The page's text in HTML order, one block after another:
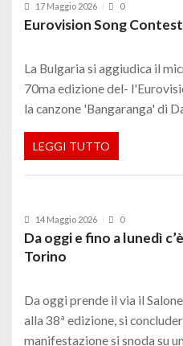
17 Maggio 2026 0
Eurovision Song
La Bulgaria si aggiudica il
70ma edizione del-
la canzone 'Bangaranga' di
LEGGI TUTTO
14 Maggio 2026 0
Da oggi e fino a lunedì
Torino
Da oggi prende il via il
alla 38ª edizione, si
manifestazione si snoda su